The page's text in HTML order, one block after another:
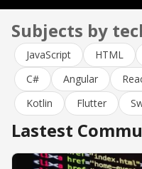
Lastest
Subjects by
JavaScript HTML
C#
Angular
Kotlin
Flutter